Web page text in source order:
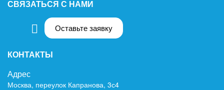
СВЯЗАТЬСЯ С НАМИ
Оставьте заявку
КОНТАКТЫ
Адрес
Москва, переулок Капранова, 3с4